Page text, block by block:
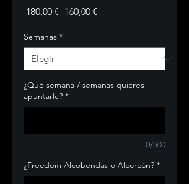
180,00 € Precio
160,00 €
Semanas *
¿Qué semana / semanas quieres
apuntarle? *
0/500
¿Freedom Alcobendas o Alcorcón? *